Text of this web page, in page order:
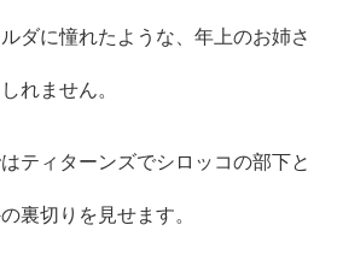
ダに憧れたような、年上のお姉さ
れません。
ティターンズでシロッコの部下と
裏切りを見せます。